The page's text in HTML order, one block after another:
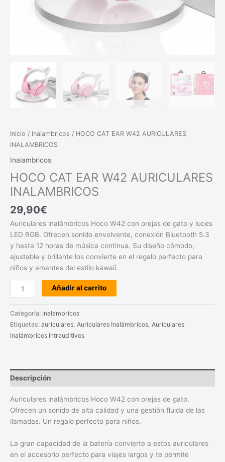
Inicio / Inalambricos / HOCO CAT EAR W42 AURICULARES
INALAMBRICOS
Inalambricos
HOCO CAT EAR W42 AURICULARES
INALAMBRICOS
29,90€
Auriculares inalámbricos Hoco W42 con orejas de gato y luces
LED RGB. Ofrecen sonido envolvente, conexión Bluetooth 5.3
y hasta 12 horas de música continua. Su diseño cómodo,
ajustable y brillante los convierte en el regalo perfecto para
niños y amantes del estilo kawaii.
Añadir al carrito
Categoría: Inalambricos
Etiquetas: auriculares, Auriculares Inalámbricos, Auriculares
inalámbricos intrauditivos
Descripción
Auriculares inalámbricos Hoco W42 con orejas de gato.
Ofrecen un sonido de alta calidad y una gestión fluida de las
llamadas. Un regalo perfecto para niños.
La gran capacidad de la batería convierte a estos auriculares
en el accesorio perfecto para viajes largos y te permite